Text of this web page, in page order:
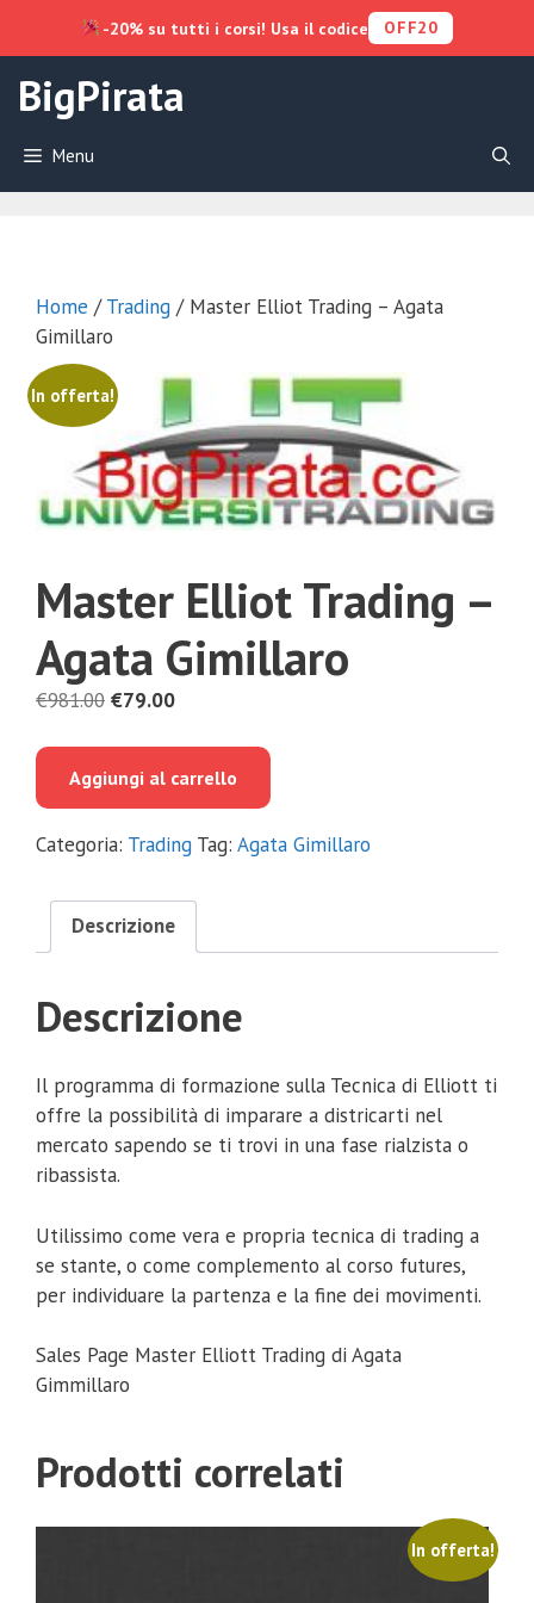
contenuto
BigPirata
Menu
Home /Trading / Master Elliot Trading – Agata
Gimillaro
In offerta!
Master Elliot Trading –
Agata Gimillaro
€981.00 Il
era:
€79.00Il
è:
Aggiungi al carrello
Categoria: Trading Tag: Agata Gimillaro
Descrizione
Descrizione
Il programma di formazione sulla Tecnica di Elliott ti
offre la possibilità di imparare a districarti nel
mercato sapendo se ti trovi in una fase rialzista o
ribassista.
Utilissimo come vera e propria tecnica di trading a
se stante, o come complemento al corso futures,
per individuare la partenza e la fine dei movimenti.
Sales Page Master Elliott Trading di Agata
Gimmillaro
Prodotti correlati
In offerta!
-20% su tutti i corsi! Usa il codice OFF20